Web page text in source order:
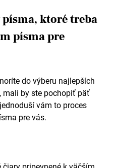
ktoré treba
písma pre
do výberu najlepších
mali by ste pochopiť päť
vám to proces
pre vás.